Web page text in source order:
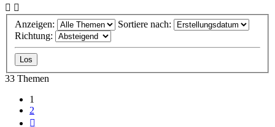
Anzeigen:
Sortiere nach:
Richtung:
33 Themen
1
2